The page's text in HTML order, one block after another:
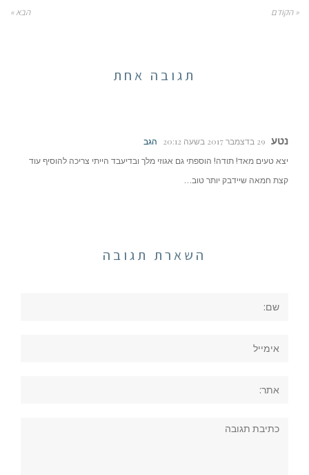
« הקודם הבא »
תגובה אחת
נטע 29 בדצמבר 2017 בשעה 20:12
הגב
יצא טעים מאד! תודה! הוספתי גם אגוזי מלך ובדיעבד הייתי צריכה להוסיף עוד
קצת חמאה שיידבק יותר טוב…
השארת תגובה